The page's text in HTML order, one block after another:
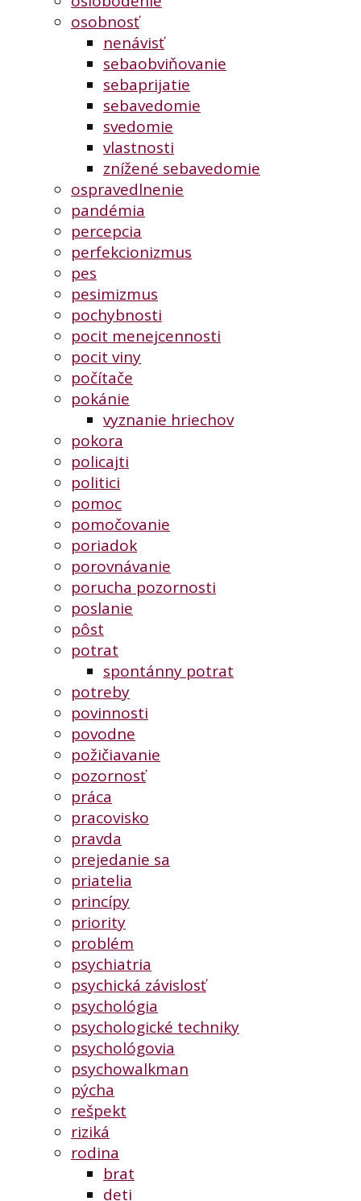
osobnosť
nenávisť
sebaobviňovanie
sebaprijatie
sebavedomie
svedomie
vlastnosti
znížené sebavedomie
ospravedlnenie
pandémia
percepcia
perfekcionizmus
pes
pesimizmus
pochybnosti
pocit menejcennosti
pocit viny
počítače
pokánie
vyznanie hriechov
pokora
policajti
politici
pomoc
pomočovanie
poriadok
porovnávanie
porucha pozornosti
poslanie
pôst
potrat
spontánny potrat
potreby
povinnosti
povodne
požičiavanie
pozornosť
práca
pracovisko
pravda
prejedanie sa
priatelia
princípy
priority
problém
psychiatria
psychická závislosť
psychológia
psychologické techniky
psychológovia
psychowalkman
pýcha
rešpekt
riziká
rodina
brat
deti